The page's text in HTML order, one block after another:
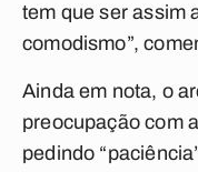
tem que ser assim
comodismo”,
Ainda em nota, o
preocupação com
pedindo